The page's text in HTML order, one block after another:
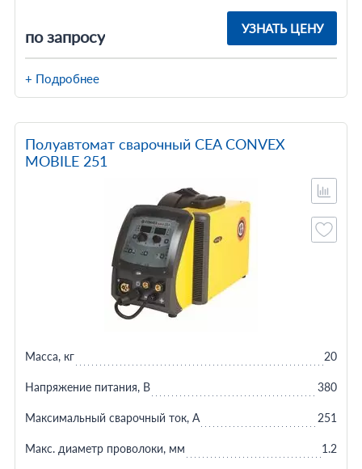
по запросу УЗНАТЬ ЦЕНУ
+ Подробнее
Полуавтомат сварочный CEA CONVEX
MOBILE 251
Масса, кг 20
Напряжение питания, В 380
Максимальный сварочный ток, А 251
Макс. диаметр проволоки, мм 1.2